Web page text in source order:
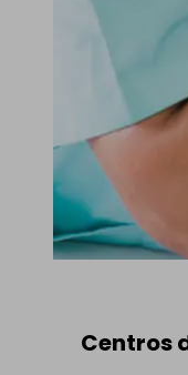
Centros